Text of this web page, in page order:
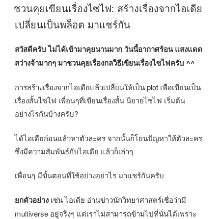
ที่
ชวนคุยเขียนเรื่องไซไฟ: สร้างเรื่องจากไอเดีย
เปลี่ยนเป็นพล็อต มาแชร์กัน
สวัสดีครับ ไม่ได้เข้ามาคุยนานมาก วันนี้อากาศร้อน แสงแดด
สว่างจ้ามากๆ มาชวนคุยเรื่องกลวิธีเขียนเรื่องไซไฟครับ ^^
การสร้างเรื่องจากไอเดียแล้วเปลี่ยนให้เป็น plot เพื่อเขียนเป็น
เรื่องสั้นไซไฟ เพื่อนๆที่เขียนเรื่องสั้น นิยายไซไฟ เริ่มต้น
อย่างไรกันบ้างครับ?
ได้ไอเดียก่อนแล้วหาตัวละคร จากนั้นก็โยนปัญหาให้ตัวละคร
ซึ่งมีความสัมพันธ์กับไอเดีย แล้วก็เล่าๆ
เพื่อนๆ มีขั้นตอนที่ใช้อย่างอย่าไร มาแชร์กันครับ
ยกตัวอย่าง เช่น ไอเดีย อ่านข่าวนักวิทยาศาสตร์เชื่อว่ามี
multiverse อยู่จริงๆ แต่เราไม่สามารถข้ามไปที่นั่นได้เพราะ